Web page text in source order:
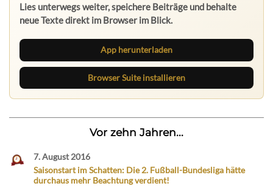
Lies unterwegs weiter, speichere Beiträge und behalte
neue Texte direkt im Browser im Blick.
App herunterladen
Browser Suite installieren
Vor zehn Jahren...
7. August 2016
Saisonstart im Schatten: Die 2. Fußball-Bundesliga hätte
durchaus mehr Beachtung verdient!